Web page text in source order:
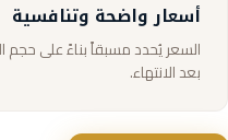
أسعار واضحة وتنافسية
السعر يُحدد مسبقاً بناءً على
بعد الانتهاء.